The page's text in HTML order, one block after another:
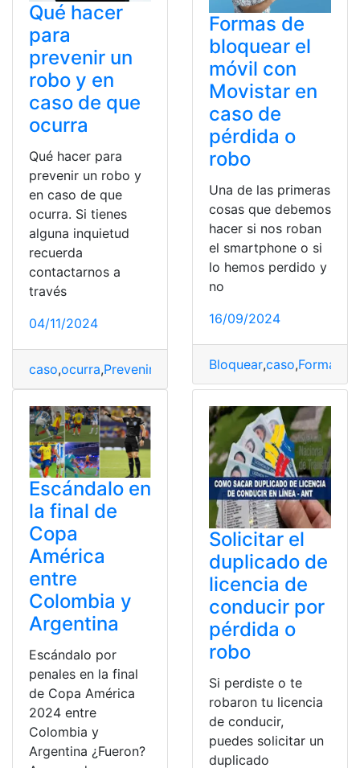
Qué hacer
para
prevenir un
robo y en
caso de que
ocurra
Qué hacer para
prevenir un robo y
en caso de que
ocurra. Si tienes
alguna inquietud
recuerda
contactarnos a
través
04/11/2024
caso,ocurra,Prevenir
Formas de
bloquear el
móvil con
Movistar en
caso de
pérdida o
robo
Una de las primeras
cosas que debemos
hacer si nos roban
el smartphone o si
lo hemos perdido y
no
16/09/2024
Bloquear,caso,Formas
Escándalo en
la final de
Copa
América
entre
Colombia y
Argentina
Escándalo por
penales en la final
de Copa América
2024 entre
Colombia y
Argentina ¿Fueron?
Solicitar el
duplicado de
licencia de
conducir por
pérdida o
robo
Si perdiste o te
robaron tu licencia
de conducir,
puedes solicitar un
duplicado